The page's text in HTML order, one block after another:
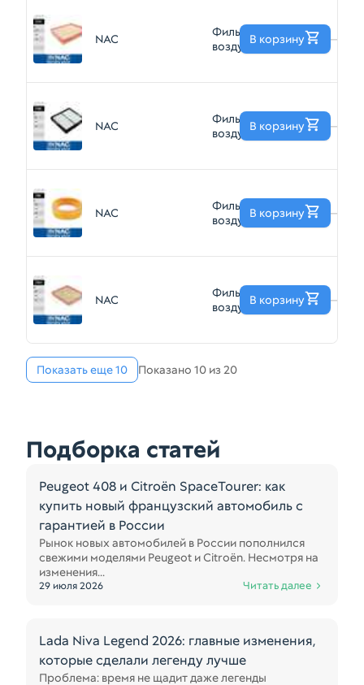
NAC
Фильтр
воздушный NAC
—
В корзину
NAC
Фильтр
воздушный NAC
—
В корзину
NAC
Фильтр
воздушный NAC
—
В корзину
NAC
Фильтр
воздушный NAC
—
В корзину
Показать еще 10 Показано 10 из 20
Подборка статей
Peugeot 408 и Citroën SpaceTourer: как
купить новый французский автомобиль с
гарантией в России
Рынок новых автомобилей в России пополнился
свежими моделями Peugeot и Citroën. Несмотря на
изменения...
29 июля 2026 Читать далее
Lada Niva Legend 2026: главные изменения,
которые сделали легенду лучше
Проблема: время не щадит даже легенды